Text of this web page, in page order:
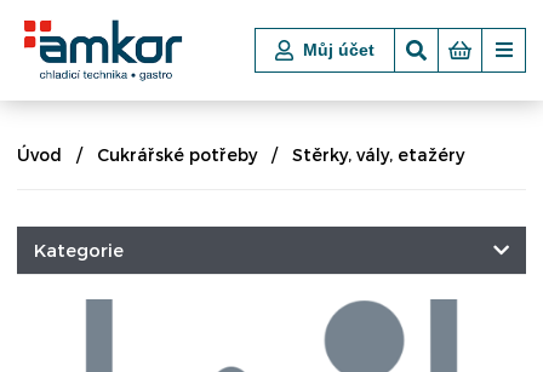
Můj účet
Úvod Cukrářské potřeby Stěrky, vály, etažéry
Kategorie
CHLADICÍ A MRAZICÍ TECHNIKA